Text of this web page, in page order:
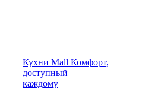
Кухни Mall Комфорт,
доступный
каждому